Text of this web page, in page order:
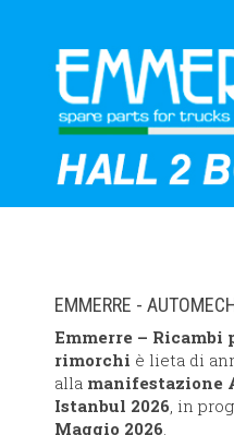
EMMERRE -
Emmerre – Ricambi
rimorchi è lieta di
alla manifestazione
Istanbul 2026, in
Maggio 2026.